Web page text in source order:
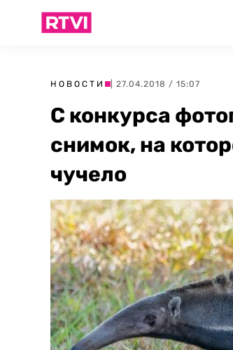
НОВОСТИ | 27.04.2018 / 15:07
С конкурса
снимок, на
чучело